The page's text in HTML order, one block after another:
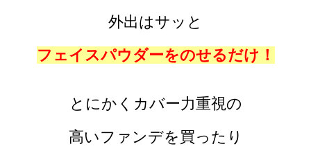
外出はサッと
フェイスパウダーをのせるだけ！
とにかくカバー力重視の
高いファンデを買ったり